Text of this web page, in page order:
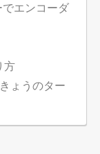
エンコーダ
方
ょうのター